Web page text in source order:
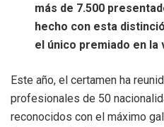
más de 7.500
hecho con esta
el único premiado en la
Este año, el certamen ha
profesionales de 50
reconocidos con el máximo